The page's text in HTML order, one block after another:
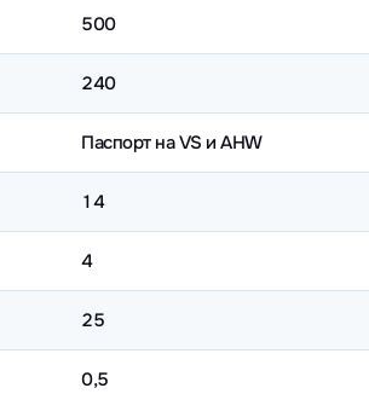
500
240
Паспорт на VS и AHW
14
4
25
0,5